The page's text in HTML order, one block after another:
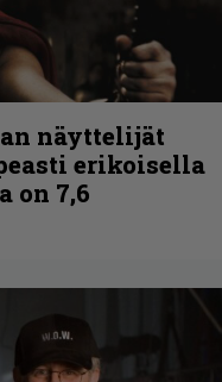
näyttelijät
erikoisella
on 7,6